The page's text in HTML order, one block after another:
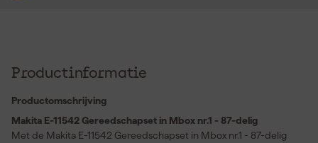
Productinformatie
Productomschrijving
Makita E-11542 Gereedschapset in Mbox nr.1 - 87-delig
Met de Makita E-11542 Gereedschapset in Mbox nr.1 - 87-delig